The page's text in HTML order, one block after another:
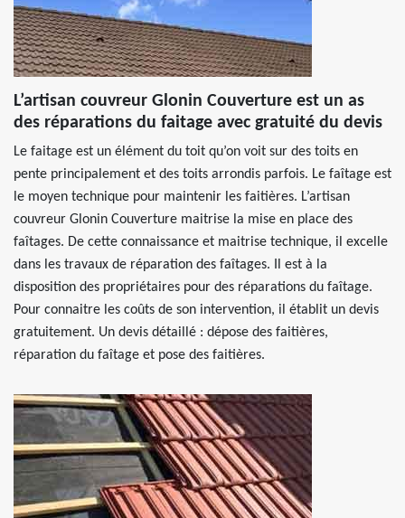
L’artisan couvreur Glonin Couverture est un as
des réparations du faitage avec gratuité du devis
Le faitage est un élément du toit qu’on voit sur des toits en
pente principalement et des toits arrondis parfois. Le faîtage est
le moyen technique pour maintenir les faitières. L’artisan
couvreur Glonin Couverture maitrise la mise en place des
faîtages. De cette connaissance et maitrise technique, il excelle
dans les travaux de réparation des faîtages. Il est à la
disposition des propriétaires pour des réparations du faîtage.
Pour connaitre les coûts de son intervention, il établit un devis
gratuitement. Un devis détaillé : dépose des faitières,
réparation du faîtage et pose des faitières.